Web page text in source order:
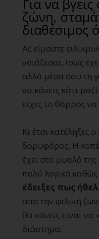
Για να
ζώνη,
διαθέσιμος
Ας είμαστε
νοιάζεσαι, ίσως
αλλά μέσα σου τη
να κάνεις κάτι
είχες το θάρρος
Κι έτσι κατέληξες
δορυφόρος. Η
έχει στο μυαλό
πολύ λογικό καθώς
έδειξες πως
από την φιλική
θα κάνεις είναι να
διάστημα.